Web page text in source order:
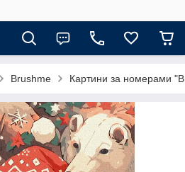
Brushme Картини за номерами